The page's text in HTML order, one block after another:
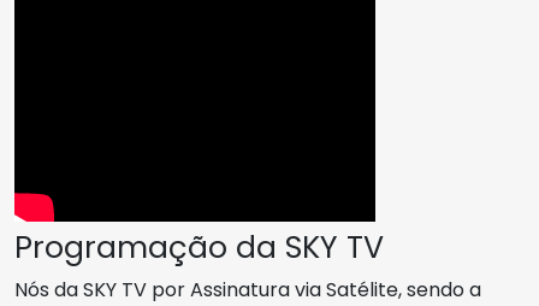
Programação da SKY TV
Nós da SKY TV por Assinatura via Satélite, sendo a